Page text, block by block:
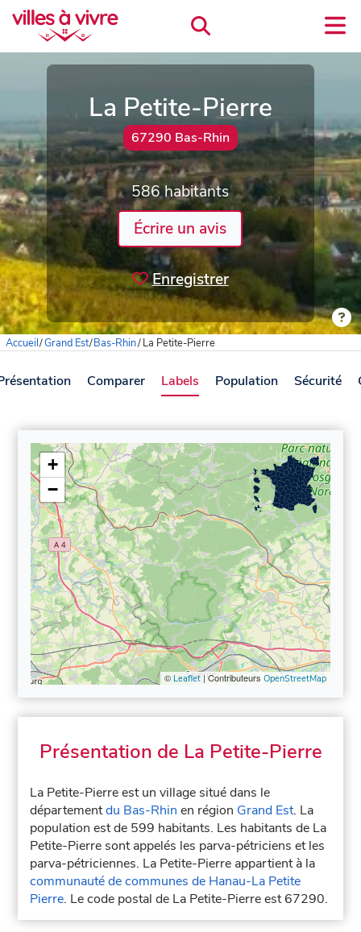
La Petite-Pierre
67290 Bas-Rhin
586 habitants
Écrire un avis
Enregistrer
Accueil/Grand Est/Bas-Rhin/La Petite-Pierre
Comparer Labels Population Sécurité
+
−
© Leaflet| Contributeurs OpenStreetMap
Présentation de La Petite-Pierre
La Petite-Pierre est un village situé dans le
départementdu Bas-Rhin en région Grand Est. La
population est de 599 habitants. Les habitants de La
Petite-Pierre sont appelés les parva-pétriciens et les
parva-pétriciennes. La Petite-Pierre appartient à la
communauté de communes de Hanau-La Petite
Pierre. Le code postal de La Petite-Pierre est 67290.